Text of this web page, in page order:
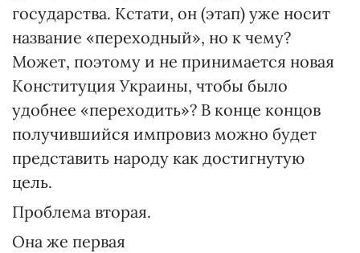
государства. Кстати, он (этап) уже носит
название «переходный», но к чему?
Может, поэтому и не принимается новая
Конституция Украины, чтобы было
удобнее «переходить»? В конце концов
получившийся импровиз можно будет
представить народу как достигнутую
цель.
Проблема вторая.
Она же первая